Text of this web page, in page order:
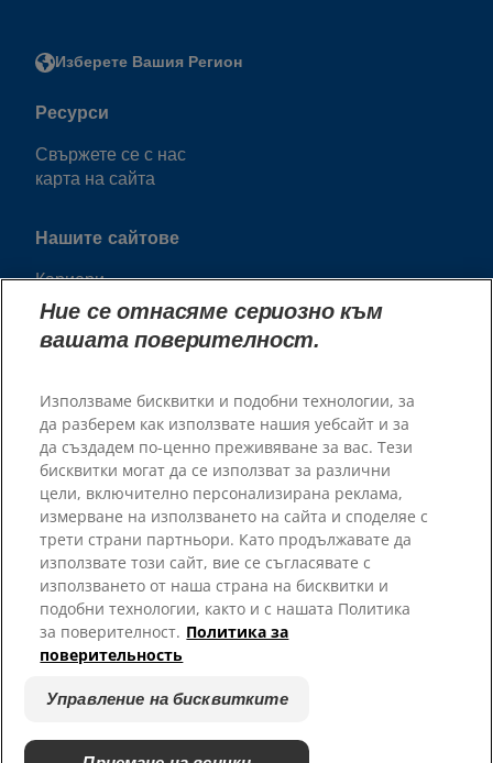
Изберете Вашия Регион
Ресурси
Свържете се с нас
карта на сайта
Нашите сайтове
Кариери
Пратньорски приюти
© 2025 Hill's Pet Nutrition, Inc.
Всички права запазени.
Условия за ползване
Правна и Политика за
Поверителност
Правно Изявление
Управление на бисквитките
Ние се отнасяме сериозно към
вашата поверителност.
Използваме бисквитки и подобни технологии, за
да разберем как използвате нашия уебсайт и за
да създадем по-ценно преживяване за вас. Тези
бисквитки могат да се използват за различни
цели, включително персонализирана реклама,
измерване на използването на сайта и споделяе с
трети страни партньори. Като продължавате да
използвате този сайт, вие се съгласявате с
използването от наша страна на бисквитки и
подобни технологии, както и с нашата Политика
за поверителност. Политика за
поверительность
Управление на бисквитките